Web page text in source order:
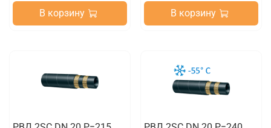
В корзину В корзину